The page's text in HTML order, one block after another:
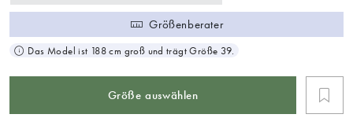
Größenberater
Das Model ist 188 cm groß und trägt Größe 39.
Größe auswählen